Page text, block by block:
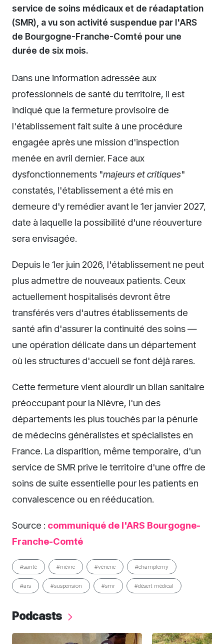
service de soins médicaux et de réadaptation
(SMR), a vu son activité suspendue par l'ARS
de Bourgogne-Franche-Comté pour une
durée de six mois.
Dans une information adressée aux
professionnels de santé du territoire, il est
indiqué que la fermeture provisoire de
l'établissement fait suite à une procédure
engagée après une mission d'inspection
menée en avril dernier. Face aux
dysfonctionnements "majeurs et critiques"
constatés, l'établissement a été mis en
demeure d'y remédier avant le 1er janvier 2027,
date à laquelle la possibilité d'une réouverture
sera envisagée.
Depuis le 1er juin 2026, l'établissement ne peut
plus admettre de nouveaux patients. Ceux
actuellement hospitalisés devront être
transférés vers d'autres établissements de
santé afin d'assurer la continuité des soins —
une opération délicate dans un département
où les structures d'accueil se font déjà rares.
Cette fermeture vient alourdir un bilan sanitaire
préoccupant pour la Nièvre, l'un des
départements les plus touchés par la pénurie
de médecins généralistes et spécialistes en
France. La disparition, même temporaire, d'un
service de SMR prive le territoire d'une offre de
soins de suite essentielle pour les patients en
convalescence ou en rééducation.
Source : communiqué de l'ARS Bourgogne-
Franche-Comté
#santé #nièvre #vénerie #champlemy
#ars #suspension #smr #désert médical
Podcasts